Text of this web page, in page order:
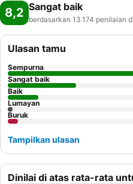
8,2 Sangat baik
berdasarkan 13.174 penilaian
Dinilai di atas rata-rata
Ulasan tamu
Sempurna
Sangat baik
Baik
Lumayan
Buruk
Tampilkan ulasan